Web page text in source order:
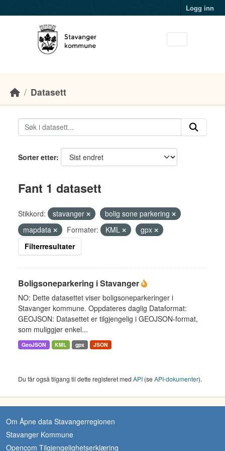
Logg inn
Datasett
Sorter etter
Fant 1 datasett
Stikkord: stavanger
bolig sone parkering
mapdata
Formater: KML
gpx
Filterresultater
Boligsoneparkering i Stavanger
NO: Dette datasettet viser boligsoneparkeringer i
Stavanger kommune. Oppdateres daglig Dataformat:
GEOJSON: Datasettet er tilgjengelig i GEOJSON-format,
som muliggjør enkel...
GeoJSON KML gpx JSON
Du får også tilgang til dette registeret med API (seAPI-dokumenter).
Om Åpne data Stavangerregionen
Stavanger Kommune
Opencom Tilgjengelighetserklæring